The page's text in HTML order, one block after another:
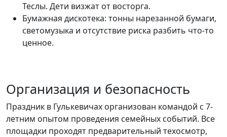
Теслы. Дети визжат от восторга.
Бумажная дискотека: тонны нарезанной бумаги,
светомузыка и отсутствие риска разбить что-то
ценное.
Организация и безопасность
Праздник в Гулькевичах организован командой с 7-
летним опытом проведения семейных событий. Все
площадки проходят предварительный техосмотр,